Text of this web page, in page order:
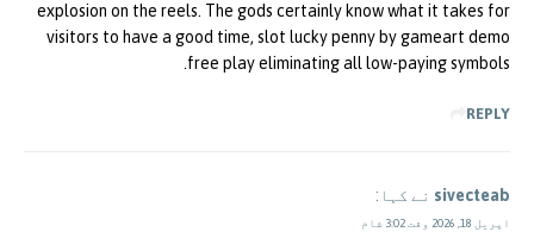
explosion on the reels. The gods certainly know what it takes for
visitors to have a good time, slot lucky penny by gameart demo
free play eliminating all low-paying symbols.
REPLY
sivecteab نے کہا:
اپریل 18, 2026 وقت 3:02 شام